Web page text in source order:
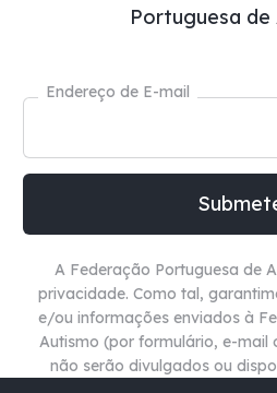
Portuguesa de
Endereço de E-mail
A Federação Portuguesa de
privacidade. Como tal,
e/ou informações enviados à
Autismo (por formulário, e-mail
não serão divulgados ou